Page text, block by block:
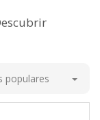
populares